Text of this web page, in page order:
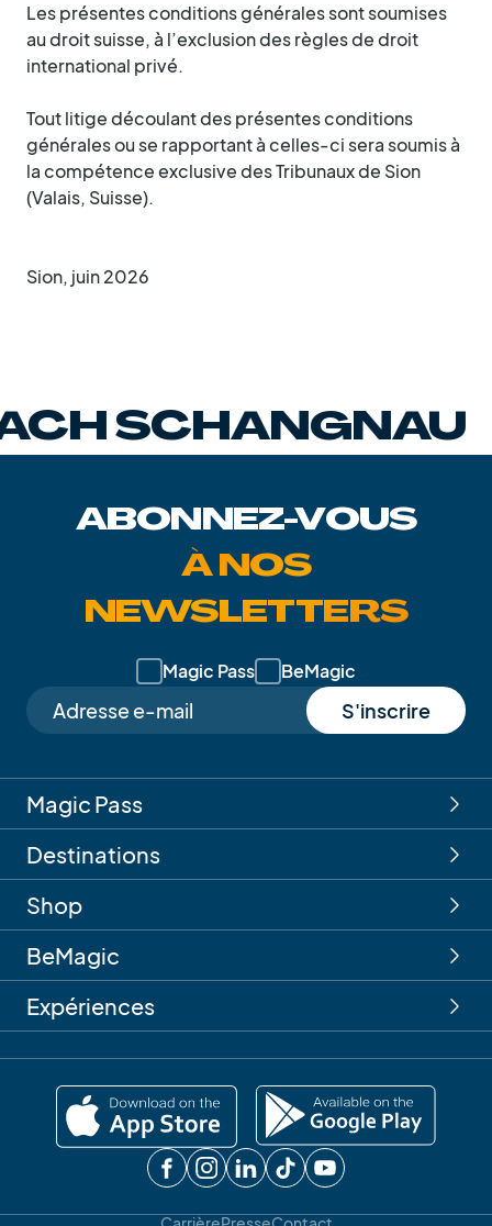
Les présentes conditions générales sont soumises
au droit suisse, à l’exclusion des règles de droit
international privé.
Tout litige découlant des présentes conditions
générales ou se rapportant à celles-ci sera soumis à
la compétence exclusive des Tribunaux de Sion
(Valais, Suisse).
Sion, juin 2026
ABONNEZ-VOUS
À NOS
NEWSLETTERS
Magic Pass BeMagic
S'inscrire
Magic Pass
Destinations
Shop
BeMagic
Expériences